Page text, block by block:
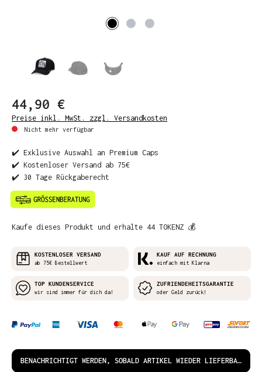
44,90 €
Preise inkl. MwSt. zzgl. Versandkosten
Nicht mehr verfügbar
✔️ Exklusive Auswahl an Premium Caps
✔️ Kostenloser Versand ab 75€
✔️ 30 Tage Rückgaberecht
Kaufe dieses Produkt und erhalte 44 TOKENZ 💰
KOSTENLOSER VERSAND
ab 75€ Bestellwert
KAUF AUF RECHNUNG
einfach mit Klarna
TOP KUNDENSERVICE
wir sind immer für dich da!
ZUFRIENDEHEITSGARANTIE
oder Geld zurück!
BENACHRICHTIGT WERDEN, SOBALD ARTIKEL WIEDER LIEFERBAR IST!